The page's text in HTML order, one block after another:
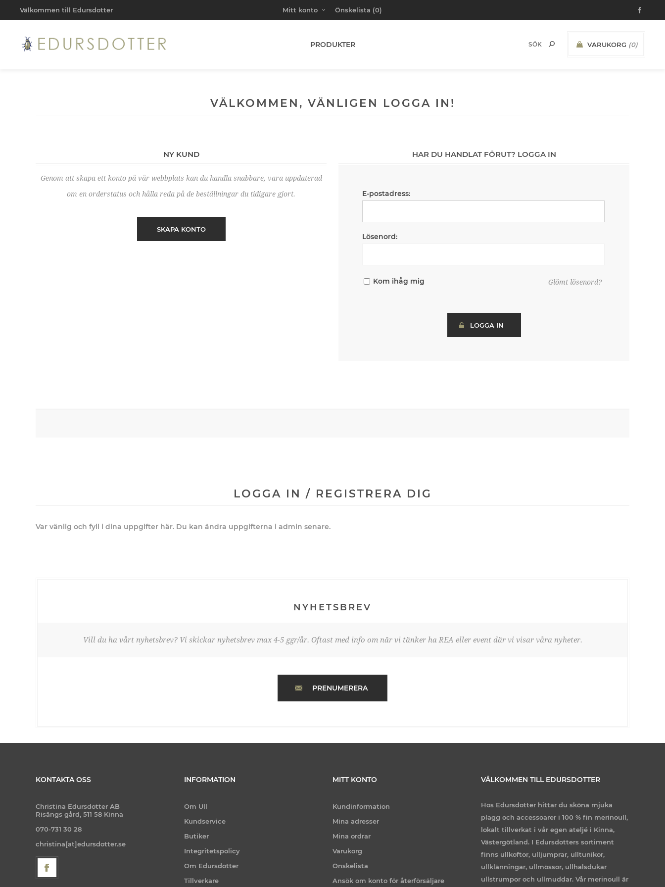
Välkommen till Edursdotter Mitt konto Önskelista (0)
VARUKORG (0)
PRODUKTER
VÄLKOMMEN, VÄNLIGEN LOGGA IN!
NY KUND
Genom att skapa ett konto på vår webbplats kan du handla snabbare, vara uppdaterad
om en orderstatus och hålla reda på de beställningar du tidigare gjort.
SKAPA KONTO
HAR DU HANDLAT FÖRUT? LOGGA IN
E-postadress:
Lösenord:
Kom ihåg mig Glömt lösenord?
LOGGA IN
LOGGA IN / REGISTRERA DIG
Var vänlig och fyll i dina uppgifter här. Du kan ändra uppgifterna i admin senare.
NYHETSBREV
Vill du ha vårt nyhetsbrev? Vi skickar nyhetsbrev max 4-5 ggr/år. Oftast med info om när vi tänker ha REA eller event där vi visar våra nyheter.
PRENUMERERA
KONTAKTA OSS
Christina Edursdotter AB
Risängs gård, 511 58 Kinna
070-731 30 28
christina[at]edursdotter.se
INFORMATION
Om Ull
Kundservice
Butiker
Integritetspolicy
Om Edursdotter
Tillverkare
MITT KONTO
Kundinformation
Mina adresser
Mina ordrar
Varukorg
Önskelista
Ansök om konto för återförsäljare
VÄLKOMMEN TILL EDURSDOTTER
Hos Edursdotter hittar du sköna mjuka
plagg och accessoarer i 100 % fin merinoull,
lokalt tillverkat i vår egen ateljé i Kinna,
Västergötland. I Edursdotters sortiment
finns ullkoftor, ulljumprar, ulltunikor,
ullklänningar, ullmössor, ullhalsdukar
ullstrumpor och ullmuddar. Vår merinoull är